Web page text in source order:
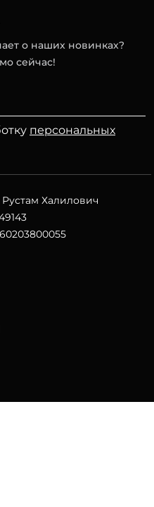
о наших новинках?
сейчас!
персональных
Халилович